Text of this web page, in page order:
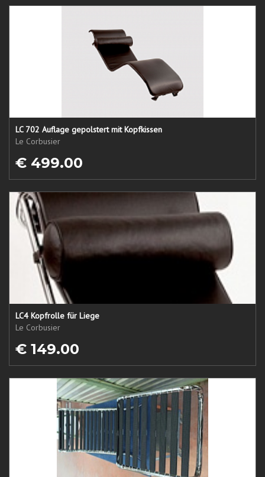
LC 702 Auflage gepolstert mit Kopfkissen
Le Corbusier
€ 499.00
LC4 Kopfrolle für Liege
Le Corbusier
€ 149.00